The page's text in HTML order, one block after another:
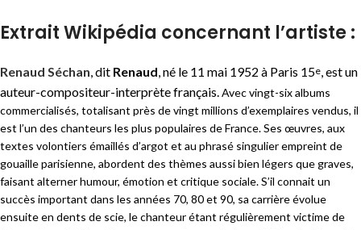
Extrait Wikipédia concernant l’artiste :
Renaud Séchan, dit Renaud, né le 11 mai 1952 à Paris 15e, est un
auteur-compositeur-interprète français.Avec vingt-six albums
commercialisés, totalisant près de vingt millions d’exemplaires vendus, il
est l’un des chanteurs les plus populaires de France. Ses œuvres, aux
textes volontiers émaillés d’argot et au phrasé singulier empreint de
gouaille parisienne, abordent des thèmes aussi bien légers que graves,
faisant alterner humour, émotion et critique sociale. S’il connait un
succès important dans les années 70, 80 et 90, sa carrière évolue
ensuite en dents de scie, le chanteur étant régulièrement victime de